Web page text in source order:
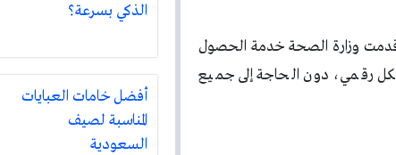
قدمت وزارة الصحة خدمة الحصول
رقمي، دون الحاجة إلى جميع
الذكي بسرعة؟
أفضل خامات العبايات
المناسبة لصيف
السعودية